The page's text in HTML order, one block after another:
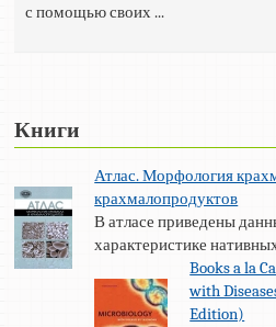
с помощью своих ...
Книги
Атлас. Морфология
крахмалопродуктов
В атласе приведены
характеристике
Books a la
with
Edition)